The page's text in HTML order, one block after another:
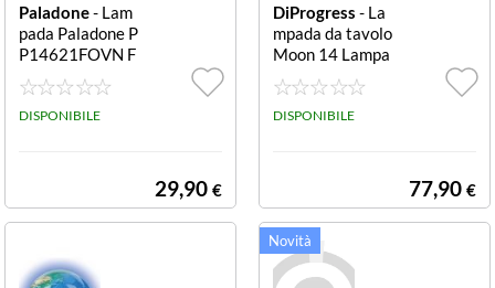
Paladone- Lam
pada Paladone P
P14621FOVN F
ORTNITE Logo
neon wall Logo n
eon wall
DISPONIBILE
29,90 €
DiProgress - La
mpada da tavolo
Moon 14 Lampa
da DiProgress D
P MOON 14 M
OON
DISPONIBILE
77,90 €